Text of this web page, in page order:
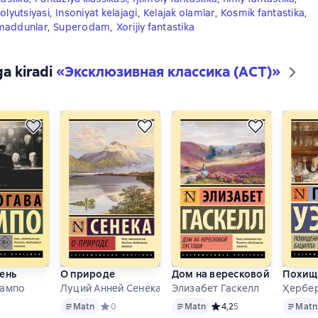
, Insoniyat kelajagi, Kelajak olamlar, Kosmik fantastika,
, Superodam, Xorijiy fantastika
kiradi«Эксклюзивная классика (АСТ)»
format mavjud
рейтинг 4 на основе 3 оценок
О природе
Луций Анней Сенека
MatnMatn Средний рейтинг 0 на основе 0 оценок
0
Дом на вересковой пустоши
Элизабет Гаскелл
MatnMatn Средний рейтинг 4,2 на
4,25 MatnMatn